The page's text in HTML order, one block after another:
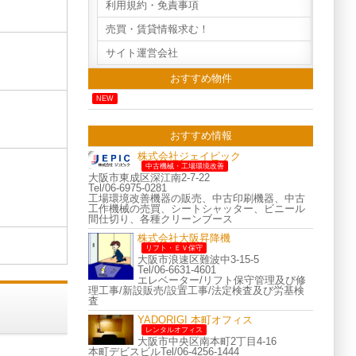
利用規約・免責事項
売買・賃貸情報求む！
サイト運営会社
おすすめ物件
NEW
おすすめ情報
株式会社ジェイピック
中古機械・工場環境改善
大阪市東成区深江南2-7-22
Tel/06-6975-0281
工場環境改善機器の販売、中古印刷機器、中古
工作機械の売買、シートシャッター、ビニール
間仕切り、各種クリーンブース
株式会社大阪昇降機
リフト・ＥＶ保守
大阪市浪速区難波中3-15-5
Tel/06-6631-4601
エレベーター/リフト保守管理及び修
理工事/新設販売/設置工事/法定検査及び労基検
査
YADORIGI 本町オフィス
レンタルオフィス
大阪市中央区南本町2丁目4-16
本町デビスビルTel/06-4256-1444